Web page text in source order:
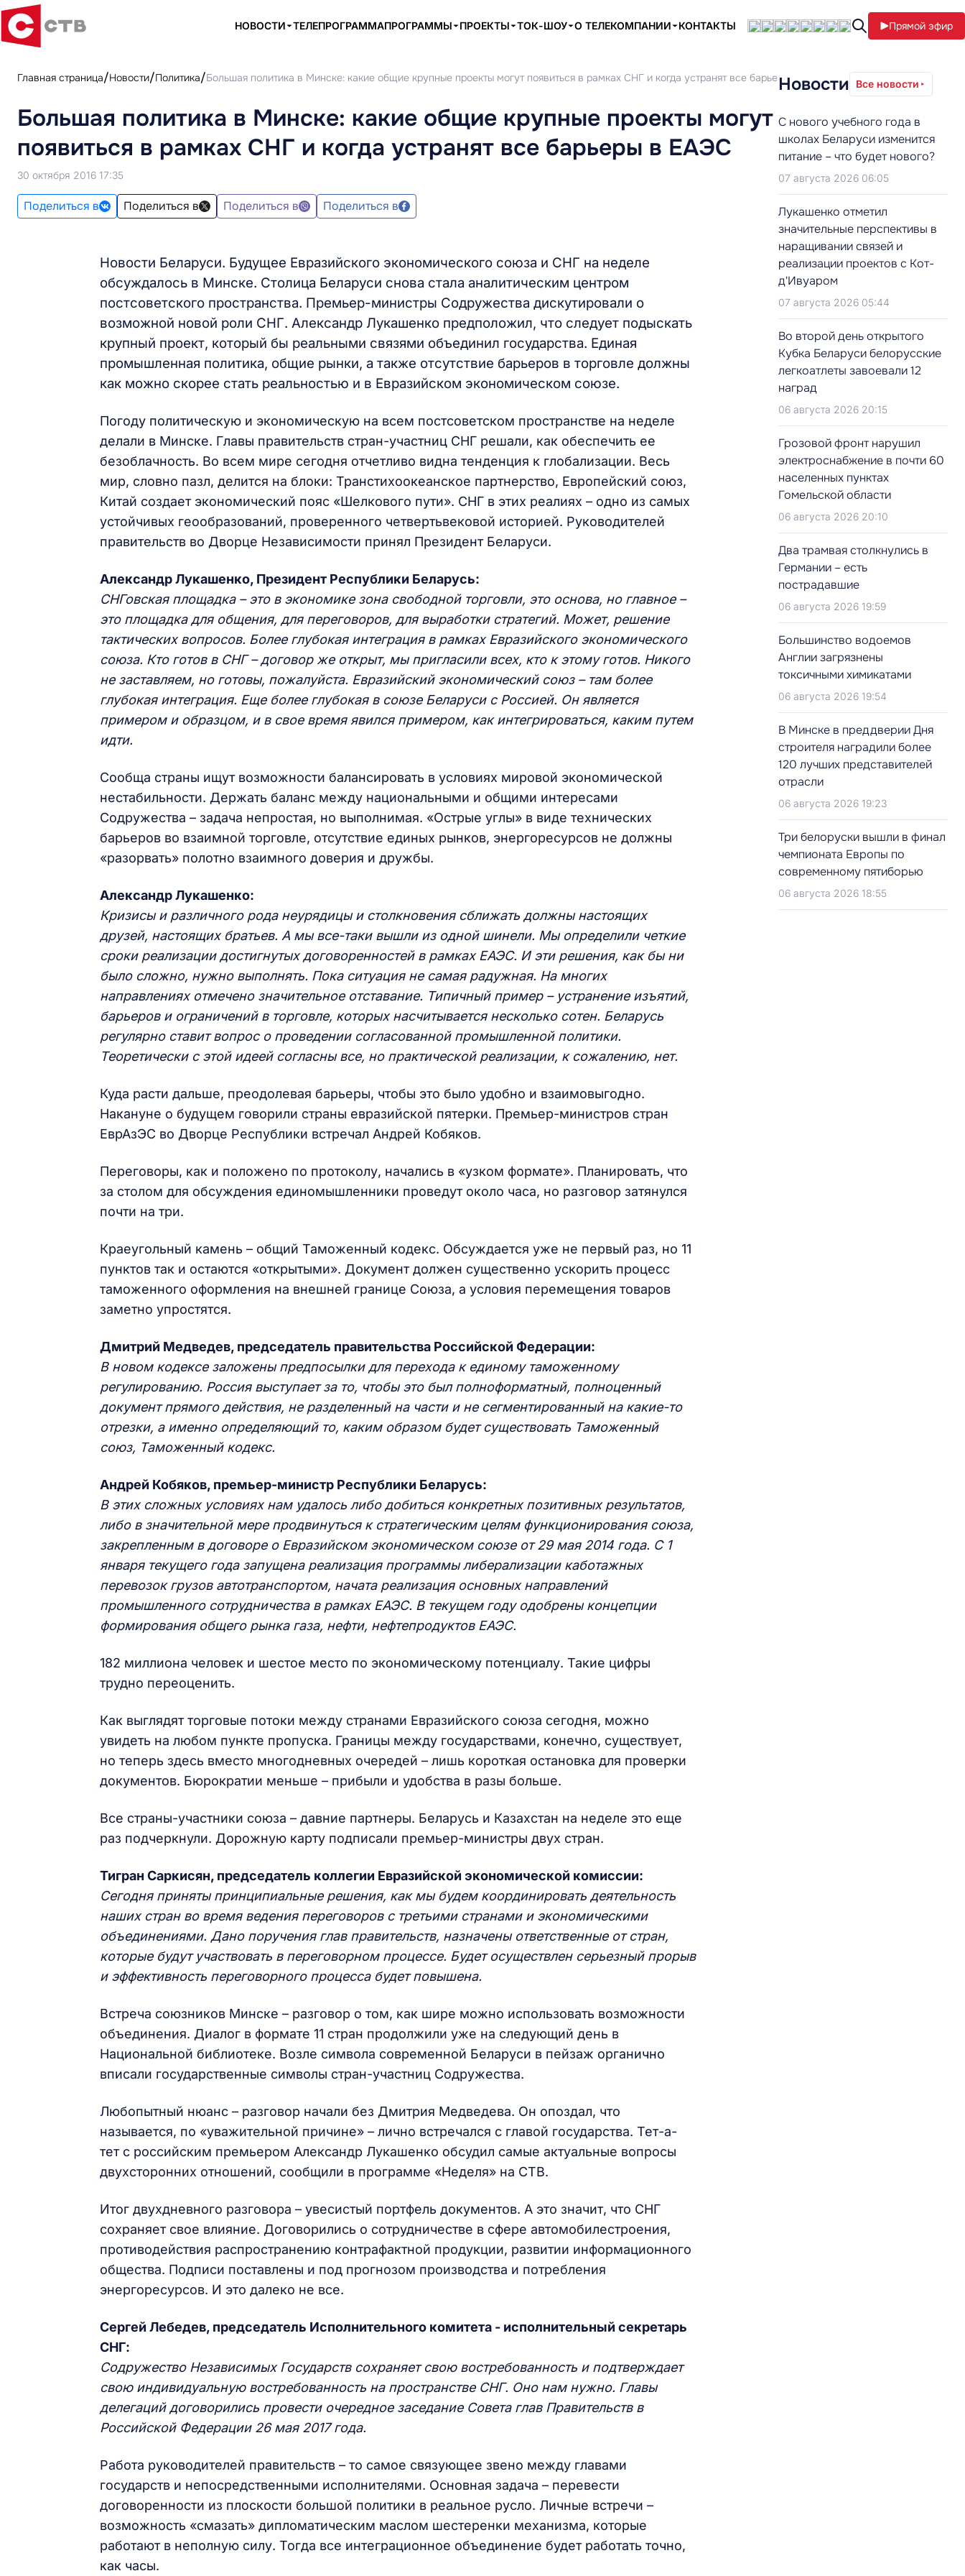
НОВОСТИ ТЕЛЕПРОГРАММАПРОГРАММЫ ПРОЕКТЫ ТОК-ШОУ О ТЕЛЕКОМПАНИИ КОНТАКТЫ Прямой эфир
Главная страница Новости Политика Большая политика в Минске: какие общие крупные проекты могут появиться в рамках СНГ и когда устранят все барьеры в ЕАЭС
Большая политика в Минске: какие общие крупные проекты могут
появиться в рамках СНГ и когда устранят все барьеры в ЕАЭС
30 октября 2016 17:35
Поделиться в Поделиться в Поделиться в Поделиться в
Новости Беларуси. Будущее Евразийского экономического союза и СНГ на неделе
обсуждалось в Минске. Столица Беларуси снова стала аналитическим центром
постсоветского пространства. Премьер-министры Содружества дискутировали о
возможной новой роли СНГ. Александр Лукашенко предположил, что следует подыскать
крупный проект, который бы реальными связями объединил государства. Единая
промышленная политика, общие рынки, а также отсутствие барьеров в торговле должны
как можно скорее стать реальностью и в Евразийском экономическом союзе.
Погоду политическую и экономическую на всем постсоветском пространстве на неделе
делали в Минске. Главы правительств стран-участниц СНГ решали, как обеспечить ее
безоблачность. Во всем мире сегодня отчетливо видна тенденция к глобализации. Весь
мир, словно пазл, делится на блоки: Транстихоокеанское партнерство, Европейский союз,
Китай создает экономический пояс «Шелкового пути». СНГ в этих реалиях – одно из самых
устойчивых геообразований, проверенного четвертьвековой историей. Руководителей
правительств во Дворце Независимости принял Президент Беларуси.
Александр Лукашенко, Президент Республики Беларусь:
СНГовская площадка – это в экономике зона свободной торговли, это основа, но главное –
это площадка для общения, для переговоров, для выработки стратегий. Может, решение
тактических вопросов. Более глубокая интеграция в рамках Евразийского экономического
союза. Кто готов в СНГ – договор же открыт, мы пригласили всех, кто к этому готов. Никого
не заставляем, но готовы, пожалуйста. Евразийский экономический союз – там более
глубокая интеграция. Еще более глубокая в союзе Беларуси с Россией. Он является
примером и образцом, и в свое время явился примером, как интегрироваться, каким путем
идти.
Сообща страны ищут возможности балансировать в условиях мировой экономической
нестабильности. Держать баланс между национальными и общими интересами
Содружества – задача непростая, но выполнимая. «Острые углы» в виде технических
барьеров во взаимной торговле, отсутствие единых рынков, энергоресурсов не должны
«разорвать» полотно взаимного доверия и дружбы.
Александр Лукашенко:
Кризисы и различного рода неурядицы и столкновения сближать должны настоящих
друзей, настоящих братьев. А мы все-таки вышли из одной шинели. Мы определили четкие
сроки реализации достигнутых договоренностей в рамках ЕАЭС. И эти решения, как бы ни
было сложно, нужно выполнять. Пока ситуация не самая радужная. На многих
направлениях отмечено значительное отставание. Типичный пример – устранение изъятий,
барьеров и ограничений в торговле, которых насчитывается несколько сотен. Беларусь
регулярно ставит вопрос о проведении согласованной промышленной политики.
Теоретически с этой идеей согласны все, но практической реализации, к сожалению, нет.
Куда расти дальше, преодолевая барьеры, чтобы это было удобно и взаимовыгодно.
Накануне о будущем говорили страны евразийской пятерки. Премьер-министров стран
ЕврАзЭС во Дворце Республики встречал Андрей Кобяков.
Переговоры, как и положено по протоколу, начались в «узком формате». Планировать, что
за столом для обсуждения единомышленники проведут около часа, но разговор затянулся
почти на три.
Краеугольный камень – общий Таможенный кодекс. Обсуждается уже не первый раз, но 11
пунктов так и остаются «открытыми». Документ должен существенно ускорить процесс
таможенного оформления на внешней границе Союза, а условия перемещения товаров
заметно упростятся.
Дмитрий Медведев, председатель правительства Российской Федерации:
В новом кодексе заложены предпосылки для перехода к единому таможенному
регулированию. Россия выступает за то, чтобы это был полноформатный, полноценный
документ прямого действия, не разделенный на части и не сегментированный на какие-то
отрезки, а именно определяющий то, каким образом будет существовать Таможенный
союз, Таможенный кодекс.
Андрей Кобяков, премьер-министр Республики Беларусь:
В этих сложных условиях нам удалось либо добиться конкретных позитивных результатов,
либо в значительной мере продвинуться к стратегическим целям функционирования союза,
закрепленным в договоре о Евразийском экономическом союзе от 29 мая 2014 года. С 1
января текущего года запущена реализация программы либерализации каботажных
перевозок грузов автотранспортом, начата реализация основных направлений
промышленного сотрудничества в рамках ЕАЭС. В текущем году одобрены концепции
формирования общего рынка газа, нефти, нефтепродуктов ЕАЭС.
182 миллиона человек и шестое место по экономическому потенциалу. Такие цифры
трудно переоценить.
Как выглядят торговые потоки между странами Евразийского союза сегодня, можно
увидеть на любом пункте пропуска. Границы между государствами, конечно, существует,
но теперь здесь вместо многодневных очередей – лишь короткая остановка для проверки
документов. Бюрократии меньше – прибыли и удобства в разы больше.
Все страны-участники союза – давние партнеры. Беларусь и Казахстан на неделе это еще
раз подчеркнули. Дорожную карту подписали премьер-министры двух стран.
Тигран Саркисян, председатель коллегии Евразийской экономической комиссии:
Сегодня приняты принципиальные решения, как мы будем координировать деятельность
наших стран во время ведения переговоров с третьими странами и экономическими
объединениями. Дано поручения глав правительств, назначены ответственные от стран,
которые будут участвовать в переговорном процессе. Будет осуществлен серьезный прорыв
и эффективность переговорного процесса будет повышена.
Встреча союзников Минске – разговор о том, как шире можно использовать возможности
объединения. Диалог в формате 11 стран продолжили уже на следующий день в
Национальной библиотеке. Возле символа современной Беларуси в пейзаж органично
вписали государственные символы стран-участниц Содружества.
Любопытный нюанс – разговор начали без Дмитрия Медведева. Он опоздал, что
называется, по «уважительной причине» – лично встречался с главой государства. Тет-а-
тет с российским премьером Александр Лукашенко обсудил самые актуальные вопросы
двухсторонних отношений, сообщили в программе «Неделя» на СТВ.
Итог двухдневного разговора – увесистый портфель документов. А это значит, что СНГ
сохраняет свое влияние. Договорились о сотрудничестве в сфере автомобилестроения,
противодействия распространению контрафактной продукции, развитии информационного
общества. Подписи поставлены и под прогнозом производства и потребления
энергоресурсов. И это далеко не все.
Сергей Лебедев, председатель Исполнительного комитета - исполнительный секретарь
СНГ:
Содружество Независимых Государств сохраняет свою востребованность и подтверждает
свою индивидуальную востребованность на пространстве СНГ. Оно нам нужно. Главы
делегаций договорились провести очередное заседание Совета глав Правительств в
Российской Федерации 26 мая 2017 года.
Работа руководителей правительств – то самое связующее звено между главами
государств и непосредственными исполнителями. Основная задача – перевести
договоренности из плоскости большой политики в реальное русло. Личные встречи –
возможность «смазать» дипломатическим маслом шестеренки механизма, которые
работают в неполную силу. Тогда все интеграционное объединение будет работать точно,
как часы.
Новости Все новости
С нового учебного года в
школах Беларуси изменится
питание – что будет нового?
07 августа 2026 06:05
Лукашенко отметил
значительные перспективы в
наращивании связей и
реализации проектов с Кот-
д'Ивуаром
07 августа 2026 05:44
Во второй день открытого
Кубка Беларуси белорусские
легкоатлеты завоевали 12
наград
06 августа 2026 20:15
Грозовой фронт нарушил
электроснабжение в почти 60
населенных пунктах
Гомельской области
06 августа 2026 20:10
Два трамвая столкнулись в
Германии – есть
пострадавшие
06 августа 2026 19:59
Большинство водоемов
Англии загрязнены
токсичными химикатами
06 августа 2026 19:54
В Минске в преддверии Дня
строителя наградили более
120 лучших представителей
отрасли
06 августа 2026 19:23
Три белоруски вышли в финал
чемпионата Европы по
современному пятиборью
06 августа 2026 18:55